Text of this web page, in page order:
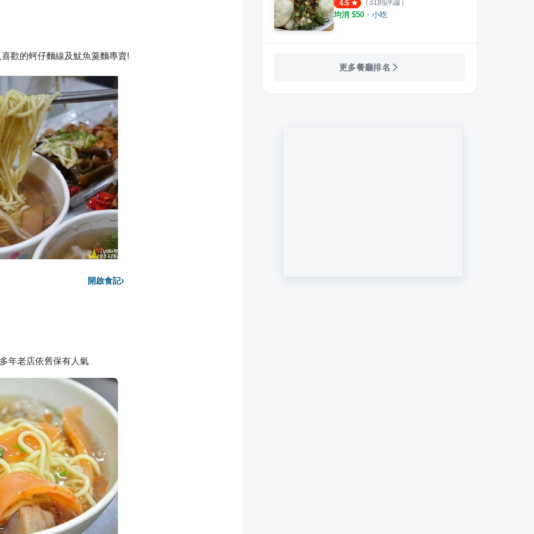
歡的蚵仔麵線及魷魚羹麵專賣!
開啟食記›
年老店依舊保有人氣
4.5 （31則評論）
均消 $50 ・ 小吃
更多餐廳排名